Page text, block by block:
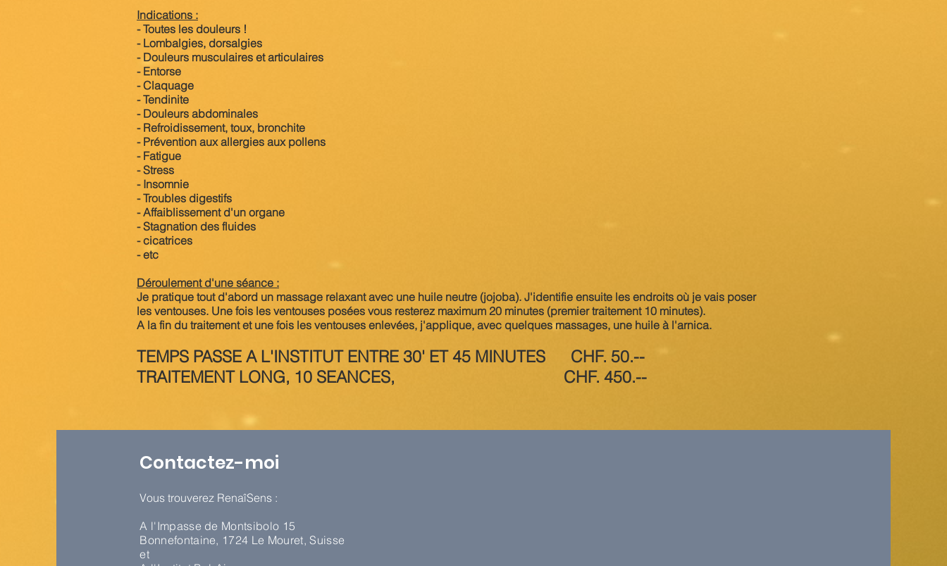
Indications :
- Toutes les douleurs !
- Lombalgies, dorsalgies
- Douleurs musculaires et articulaires
- Entorse
- Claquage
- Tendinite
- Douleurs abdominales
- Refroidissement, toux, bronchite
- Prévention aux allergies aux pollens
- Fatigue
- Stress
- Insomnie
- Troubles digestifs
- Affaiblissement d'un organe
- Stagnation des fluides
- cicatrices
- etc
Déroulement d'une séance :
Je pratique tout d'abord un massage relaxant avec une huile neutre (jojoba). J'identifie ensuite les endroits où je vais poser
les ventouses. Une fois les ventouses posées vous resterez maximum 20 minutes (premier traitement 10 minutes).
A la fin du traitement et une fois les ventouses enlevées, j'applique, avec quelques massages, une huile à l'arnica.
TEMPS PASSE A L'INSTITUT ENTRE 30' ET 45 MINUTES CHF. 50.--
TRAITEMENT LONG, 10 SEANCES, CHF. 450.--
Contactez-moi
Vous trouverez RenaîSens :
A l'Impasse de Montsibolo 15
Bonnefontaine, 1724 Le Mouret, Suisse
et